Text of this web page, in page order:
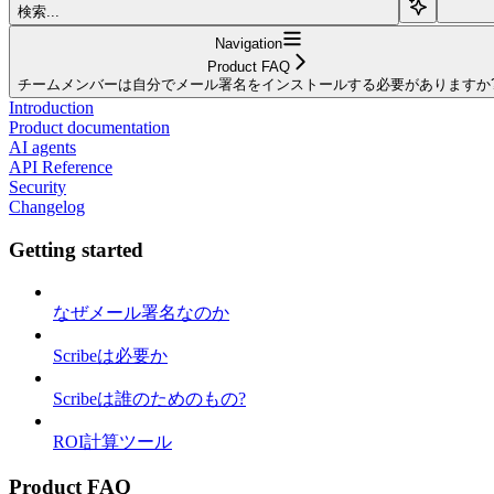
検索...
Navigation
Product FAQ
チームメンバーは自分でメール署名をインストールする必要がありますか
Introduction
Product documentation
AI agents
API Reference
Security
Changelog
Getting started
なぜメール署名なのか
Scribeは必要か
Scribeは誰のためのもの?
ROI計算ツール
Product FAQ